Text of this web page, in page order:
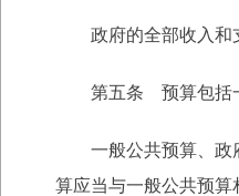
政府的全部收入和
第五条 预算包括一
一般公共预算、政府
算应当与一般公共预算